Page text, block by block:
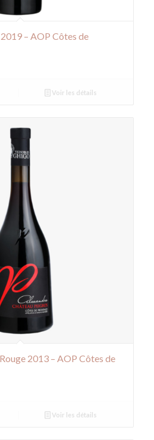
– AOP Côtes de
Voir les détails
2013 – AOP Côtes de
Voir les détails